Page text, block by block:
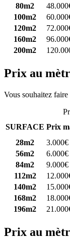
80m2
100m2
120m2
160m2
200m2
Prix au
Vous souhaitez
SURFACE Prix
28m2 3.000€
56m2
6.000€
84m2
9.000€
112m2
140m2
168m2
196m2
Prix au